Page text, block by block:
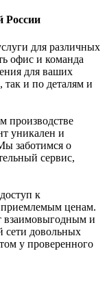
России
для различных
офис и команда
для ваших
так и по деталям и
производстве
уникален и
заботимся о
сервис,
к
ценам.
взаимовыгодным и
сети довольных
у проверенного